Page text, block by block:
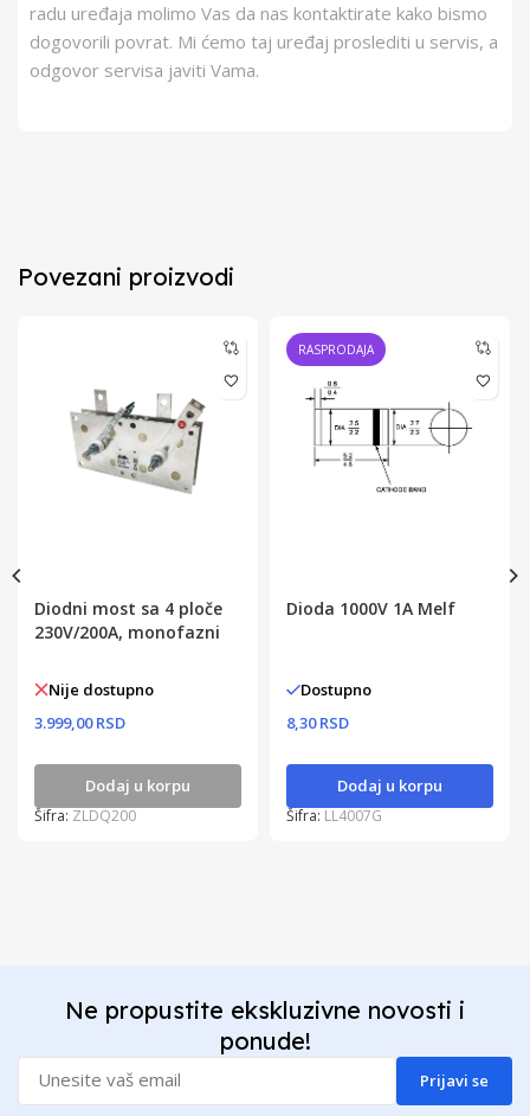
radu uređaja molimo Vas da nas kontaktirate kako bismo
dogovorili povrat. Mi ćemo taj uređaj proslediti u servis, a
odgovor servisa javiti Vama.
Povezani proizvodi
Diodni most sa 4 ploče
230V/200A, monofazni
Nije dostupno
3.999,00 RSD
Dodaj u korpu
Šifra: ZLDQ200
RASPRODAJA
Dioda 1000V 1A Melf
Dostupno
8,30 RSD
Dodaj u korpu
Šifra: LL4007G
Ne propustite ekskluzivne novosti i
ponude!
Prijavi se